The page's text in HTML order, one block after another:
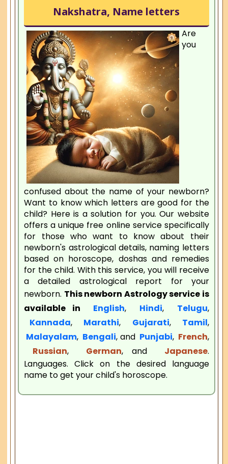
Nakshatra, Name letters
Are
you
confused about the name of your newborn?
Want to know which letters are good for the
child? Here is a solution for you. Our website
offers a unique free online service specifically
for those who want to know about their
newborn's astrological details, naming letters
based on horoscope, doshas and remedies
for the child. With this service, you will receive
a detailed astrological report for your
newborn. This newborn Astrology service is
available in
English, Hindi, Telugu,
Kannada, Marathi, Gujarati, Tamil,
Malayalam, Bengali, and Punjabi, French,
Russian, German, and Japanese.
Languages. Click on the desired language
name to get your child's horoscope.